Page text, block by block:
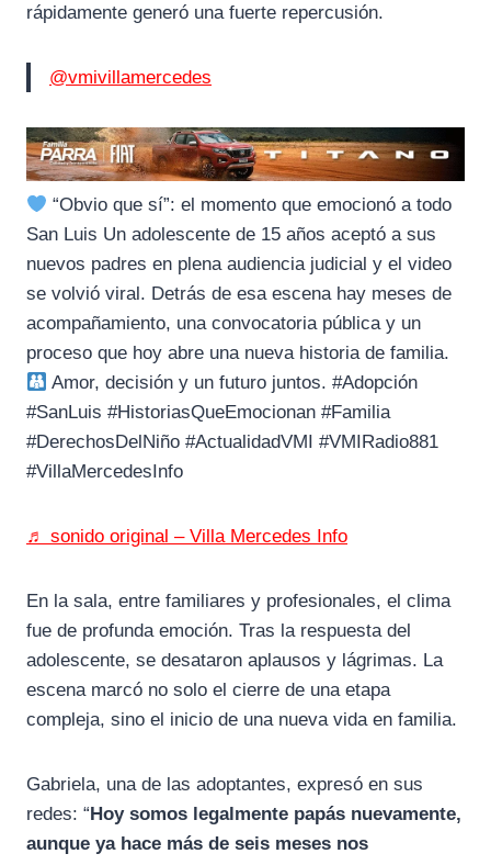
rápidamente generó una fuerte repercusión.
@vmivillamercedes
“Obvio que sí”: el momento que emocionó a todo
San Luis Un adolescente de 15 años aceptó a sus
nuevos padres en plena audiencia judicial y el video
se volvió viral. Detrás de esa escena hay meses de
acompañamiento, una convocatoria pública y un
proceso que hoy abre una nueva historia de familia.
Amor, decisión y un futuro juntos. #Adopción
#SanLuis #HistoriasQueEmocionan #Familia
#DerechosDelNiño #ActualidadVMI #VMIRadio881
#VillaMercedesInfo
♬ sonido original – Villa Mercedes Info
En la sala, entre familiares y profesionales, el clima
fue de profunda emoción. Tras la respuesta del
adolescente, se desataron aplausos y lágrimas. La
escena marcó no solo el cierre de una etapa
compleja, sino el inicio de una nueva vida en familia.
Gabriela, una de las adoptantes, expresó en sus
redes: “Hoy somos legalmente papás nuevamente,
aunque ya hace más de seis meses nos